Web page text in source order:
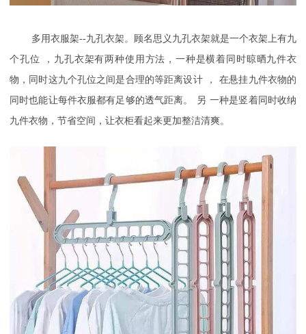
多用衣服架--九孔衣架。顾名思义九孔衣架就是一个衣架上有九
个孔位
， 九孔衣架有两种使用方法，一种是横着同时晾晒九件衣
物， 同时这九个孔位之间是合理的等距离设计 ，
在悬挂九件衣物的
同时也能让每件衣服都有足够的透气距离。 另 一种是竖着同时收纳
九件衣物，节省空间，让衣柜看起来更加整洁清爽。